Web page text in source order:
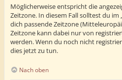
Möglicherweise entspricht die
Zeitzone. In diesem Fall solltest du im
dich passende Zeitzone
Zeitzone kann dabei nur von
werden. Wenn du noch nicht
dies jetzt zu tun.
Nach oben